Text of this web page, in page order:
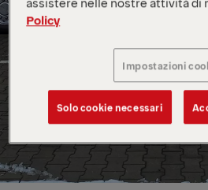
Policy
Impostazioni
Solo cookie necessari